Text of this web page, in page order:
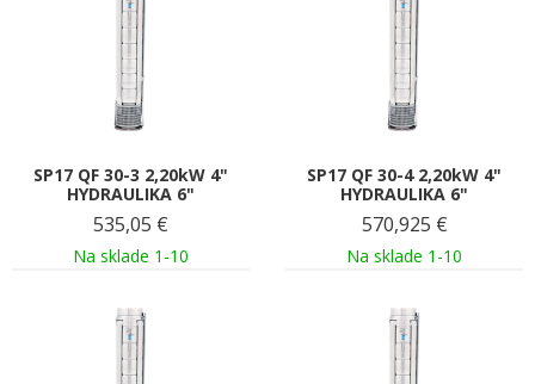
SP17 QF 30-3 2,20kW 4"
HYDRAULIKA 6"
535,05 €
Na sklade 1-10
SP17 QF 30-4 2,20kW 4"
HYDRAULIKA 6"
570,925 €
Na sklade 1-10